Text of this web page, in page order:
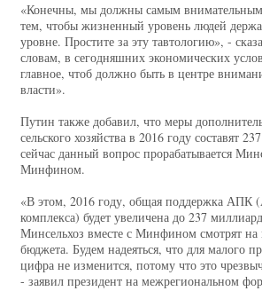
«Конечны, мы должны самым внимательным
тем, чтобы жизненный уровень людей
уровне. Простите за эту тавтологию», -
словам, в сегодняшних экономических
главное, чтоб должно быть в центре
власти».
Путин также добавил, что меры
сельского хозяйства в 2016 году составят
сейчас данный вопрос прорабатывается
Минфином.
«В этом, 2016 году, общая поддержка АПК
комплекса) будет увеличена до 237
Минсельхоз вместе с Минфином смотрят на
бюджета. Будем надеяться, что для малого
цифра не изменится, потому что это
- заявил президент на межрегиональном